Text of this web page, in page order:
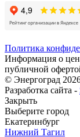
Политика
Информация о
публичной
© Энергоград
Разработка сайта -
Закрыть
Выберите город
Екатеринбург
Нижний Тагил